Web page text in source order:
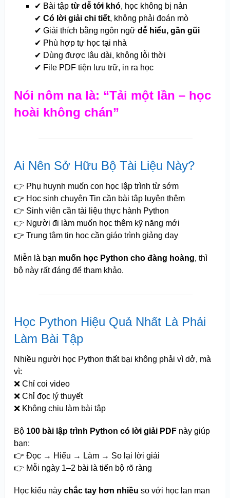
✔ Bài tập từ dễ tới khó, học không bị nản
✔ Có lời giải chi tiết, không phải đoán mò
✔ Giải thích bằng ngôn ngữ dễ hiểu, gần gũi
✔ Phù hợp tự học tại nhà
✔ Dùng được lâu dài, không lỗi thời
✔ File PDF tiện lưu trữ, in ra học
Nói nôm na là: “Tải một lần – học
hoài không chán”
Ai Nên Sở Hữu Bộ Tài Liệu Này?
👉 Phụ huynh muốn con học lập trình từ sớm
👉 Học sinh chuyên Tin cần bài tập luyện thêm
👉 Sinh viên cần tài liệu thực hành Python
👉 Người đi làm muốn học thêm kỹ năng mới
👉 Trung tâm tin học cần giáo trình giảng dạy
Miễn là bạn muốn học Python cho đàng hoàng, thì
bộ này rất đáng để tham khảo.
Học Python Hiệu Quả Nhất Là Phải
Làm Bài Tập
Nhiều người học Python thất bại không phải vì dở, mà
vì:
❌ Chỉ coi video
❌ Chỉ đọc lý thuyết
❌ Không chịu làm bài tập
Bộ 100 bài lập trình Python có lời giải PDFnày giúp
bạn:
👉 Đọc → Hiểu → Làm → So lại lời giải
👉 Mỗi ngày 1–2 bài là tiến bộ rõ ràng
Học kiểu này chắc tay hơn nhiều so với học lan man